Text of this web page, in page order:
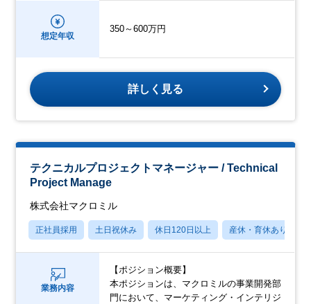
想定年収
350～600万円
詳しく見る
テクニカルプロジェクトマネージャー / Technical
Project Manage
株式会社マクロミル
正社員採用 土日祝休み 休日120日以上 産休・育休あり
業務内容
【ポジション概要】
本ポジションは、マクロミルの事業開発部
門において、マーケティング・インテリジ